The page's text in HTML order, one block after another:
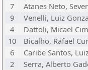
7
Atanes Neto,
9
Venelli, Luiz
4
Dattoli, Micael
10
Bicalho, Rafael
6
Caribe Santos,
2
Serra, Alberto